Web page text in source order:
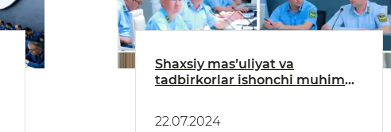
Shaxsiy masʼuliyat va
tadbirkorlar ishonchi muhim
22.07.2024